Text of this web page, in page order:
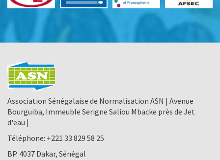
Association Sénégalaise de Normalisation ASN | Avenue
Bourguiba, Immeuble Serigne Saliou Mbacke près de Jet
d'eau |
Téléphone: +221 33 829 58 25
BP. 4037 Dakar, Sénégal